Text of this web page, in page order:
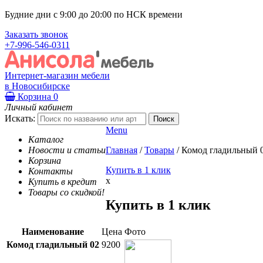
Будние дни с 9:00 до 20:00 по НСК времени
Заказать звонок
+7-996-546-0311
Интернет-магазин мебели
в Новосибирске
Корзина 0
Личный кабинет
Искать:
Каталог
Новости и статьи
Корзина
Контакты
Купить в кредит
Товары со скидкой!
Menu
Главная / Товары / Комод гладильный
Купить в 1 клик
x
Купить в 1 клик
Наименование Цена Фото
Комод гладильный 02 9200